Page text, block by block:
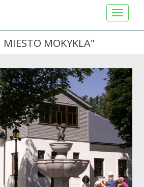
MIESTO MOKYKLA"